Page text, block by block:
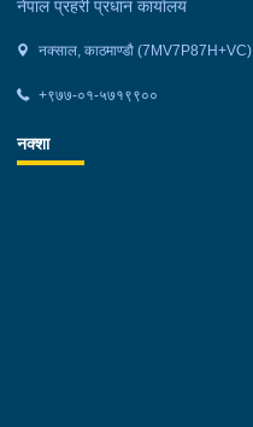
नेपाल प्रहरी प्रधान कार्यालय
नक्साल, काठमाण्डौ (7MV7P87H+VC)
+९७७-०१-५७१९९००
नक्शा